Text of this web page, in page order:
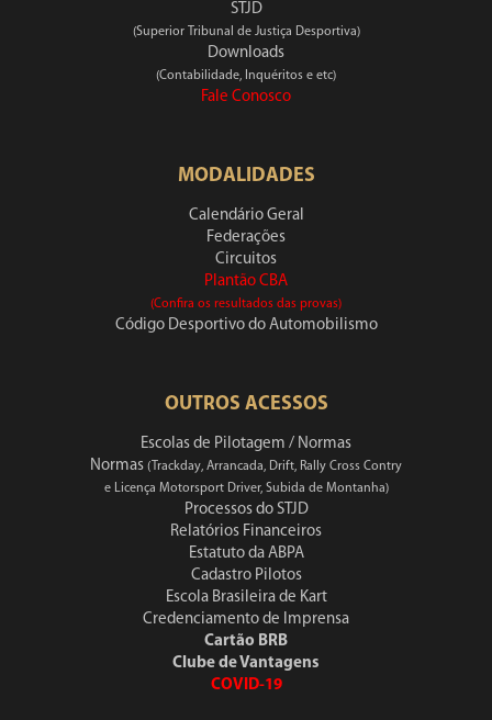
STJD
(Superior Tribunal de Justiça Desportiva)
Downloads
(Contabilidade, Inquéritos e etc)
Fale Conosco
MODALIDADES
Calendário Geral
Federações
Circuitos
Plantão CBA
(Confira os resultados das provas)
Código Desportivo do Automobilismo
OUTROS ACESSOS
Escolas de Pilotagem / Normas
Normas (Trackday, Arrancada, Drift, Rally Cross Contry
e Licença Motorsport Driver, Subida de Montanha)
Processos do STJD
Relatórios Financeiros
Estatuto da ABPA
Cadastro Pilotos
Escola Brasileira de Kart
Credenciamento de Imprensa
Cartão BRB
Clube de Vantagens
COVID-19